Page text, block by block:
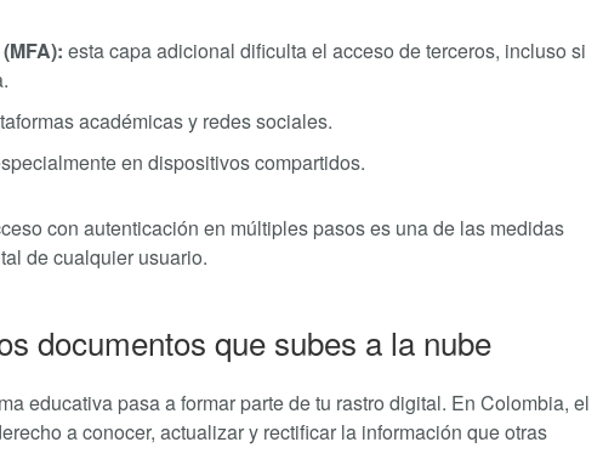
esta capa adicional dificulta el acceso de terceros, incluso si
académicas y redes sociales.
en dispositivos compartidos.
con autenticación en múltiples pasos es una de las medidas
de cualquier usuario.
documentos que subes a la nube
educativa pasa a formar parte de tu rastro digital. En Colombia, el
a conocer, actualizar y rectificar la información que otras